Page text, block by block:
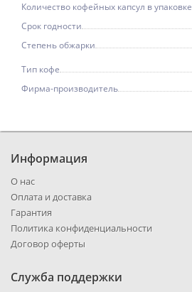
Количество кофейных капсул в упаковке
Срок годности
Степень обжарки
Тип кофе
Фирма-производитель
Информация
О нас
Оплата и доставка
Гарантия
Политика конфиденциальности
Договор оферты
Служба поддержки